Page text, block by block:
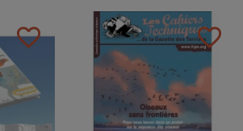
favorite_border favorite_border